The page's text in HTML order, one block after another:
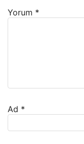
Yorum *
Ad *